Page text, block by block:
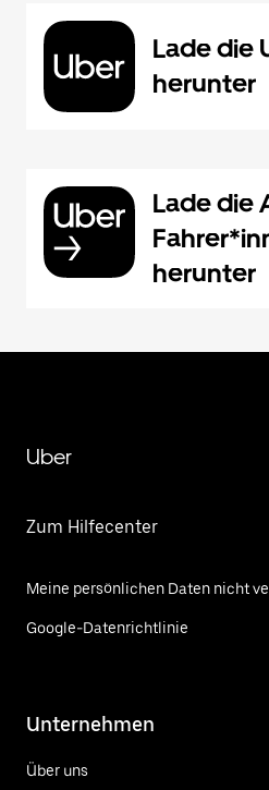
Lade die
herunter
Lade die
herunter
Uber
Zum Hilfecenter
Meine persönlichen Daten nicht
Google-Datenrichtlinie
Unternehmen
Über uns